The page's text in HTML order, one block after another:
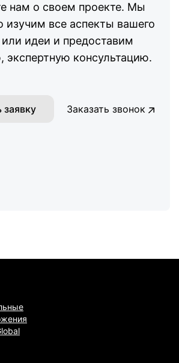
нам о своем проекте. Мы
изучим все аспекты вашего
или идеи и предоставим
экспертную консультацию.
заявку Заказать звонок